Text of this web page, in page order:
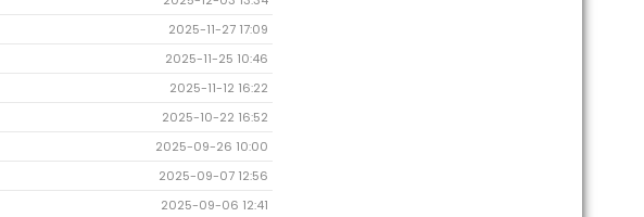
2025-11-27 17:09
2025-11-25 10:46
2025-11-12 16:22
2025-10-22 16:52
2025-09-26 10:00
2025-09-07 12:56
2025-09-06 12:41